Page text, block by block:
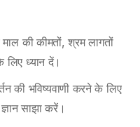
की कीमतों, श्रम लागतों
लिए ध्यान दें।
की भविष्यवाणी करने के लिए
साझा करें।